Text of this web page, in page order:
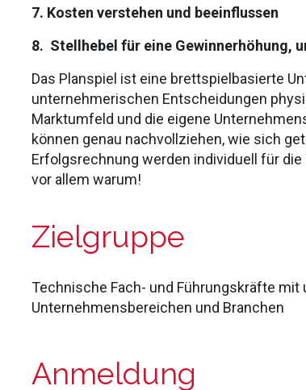
7. Kosten verstehen und beeinflussen
8. Stellhebel für eine Gewinnerhöhung,
Das Planspiel ist eine brettspielbasierte
unternehmerischen Entscheidungen
Marktumfeld und die eigene
können genau nachvollziehen, wie sich
Erfolgsrechnung werden individuell für
vor allem warum!
Zielgruppe
Technische Fach- und Führungskräfte
Unternehmensbereichen und Branchen
Anmeldung